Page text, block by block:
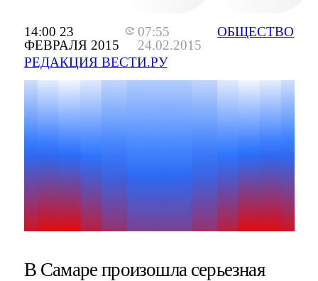
14:00 23
ФЕВРАЛЯ 2015
07:55
24.02.2015
РЕДАКЦИЯ ВЕСТИ.РУ
ОБЩЕСТВО
В Самаре произошла серьезная